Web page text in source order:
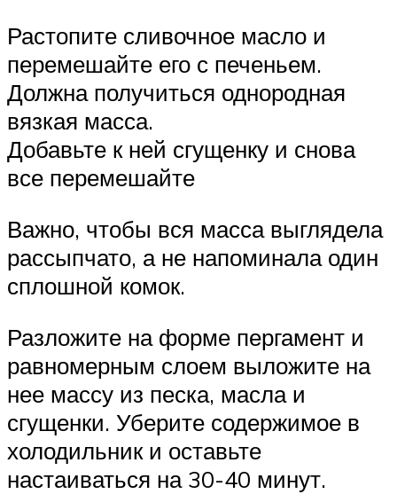
Растопите сливочное масло и
перемешайте его с печеньем.
Должна получиться однородная
вязкая масса.
Добавьте к ней сгущенку и снова
все перемешайте
Важно, чтобы вся масса выглядела
рассыпчато, а не напоминала один
сплошной комок.
Разложите на форме пергамент и
равномерным слоем выложите на
нее массу из песка, масла и
сгущенки. Уберите содержимое в
холодильник и оставьте
настаиваться на 30-40 минут.